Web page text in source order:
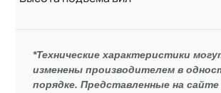
*Технические характеристики
изменены производителем в
порядке. Представленные на